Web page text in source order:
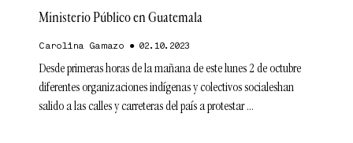
Ministerio Público en Guatemala
Carolina Gamazo 02.10.2023
Desde primeras horas de la mañana de este lunes 2 de octubre
diferentes organizaciones indígenas y colectivos socialeshan
salido a las calles y carreteras del país a protestar